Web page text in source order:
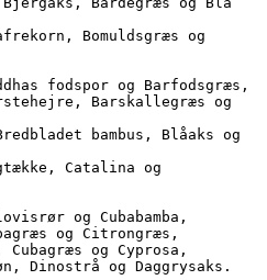
Clovisrør og Cubabamba,
og Citrongræs,
Cubagræs og Cyprosa,
Dinostrå og Daggrysaks.